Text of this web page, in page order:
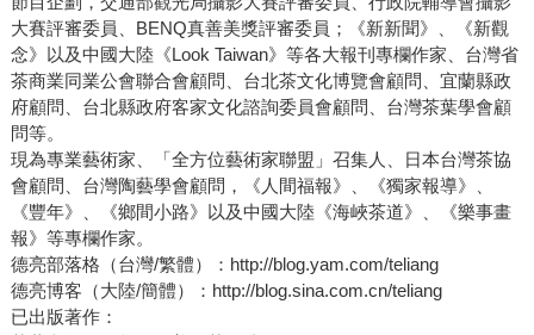
大賽評審委員、BENQ真善美獎評審委員；《新新聞》、《新觀
念》以及中國大陸《Look Taiwan》等各大報刊專欄作家、台灣省
茶商業同業公會聯合會顧問、台北茶文化博覽會顧問、宜蘭縣政
府顧問、台北縣政府客家文化諮詢委員會顧問、台灣茶葉學會顧
問等。
現為專業藝術家、「全方位藝術家聯盟」召集人、日本台灣茶協
會顧問、台灣陶藝學會顧問，《人間福報》、《獨家報導》、
《豐年》、《鄉間小路》以及中國大陸《海峽茶道》、《樂事畫
報》等專欄作家。
德亮部落格（台灣/繁體）：http://blog.yam.com/teliang
德亮博客（大陸/簡體）：http://blog.sina.com.cn/teliang
已出版著作：